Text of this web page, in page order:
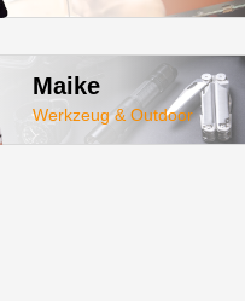
Maike
Werkzeug & Outdoor